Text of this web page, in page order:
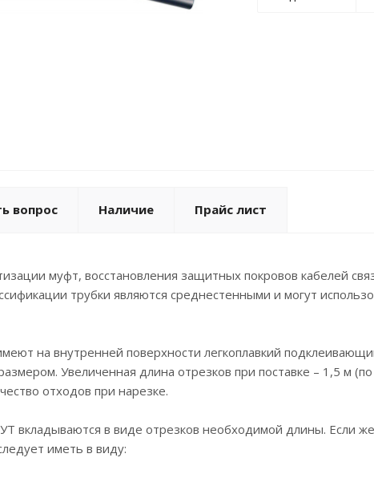
вопрос Наличие Прайс лист
муфт, восстановления защитных покровов кабелей
трубки являются среднестенными и могут
на внутренней поверхности легкоплавкий
Увеличенная длина отрезков при поставке – 1,5 м
отходов при нарезке.
вкладываются в виде отрезков необходимой длины. Если
иметь в виду: